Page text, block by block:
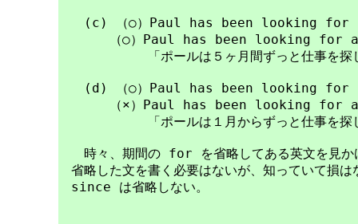
(c) （○）Paul has been looking
（○）Paul has been looking for
「ポールは５ヶ月間ずっと仕事を探し
(d) （○）Paul has been looking for
（×）Paul has been looking for a
「ポールは１月からずっと仕事を探し
時々、期間の for を省略してある英文を見か
省略した文を書く必要はないが、知っていて損は
since は省略しない。